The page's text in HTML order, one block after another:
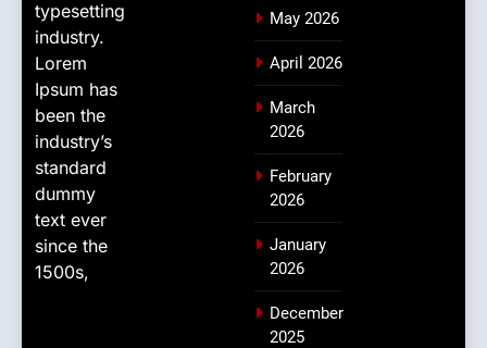
typesetting
industry.
Lorem
Ipsum has
been the
industry’s
standard
dummy
text ever
since the
1500s,
May 2026
April 2026
March
2026
February
2026
January
2026
December
2025